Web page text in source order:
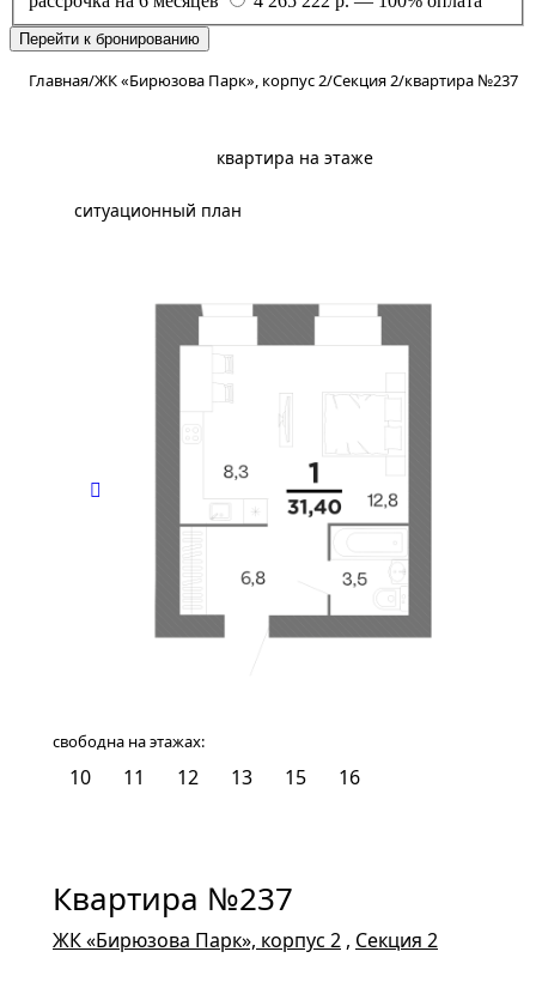
Перейти к бронированию
Главная/ЖК «Бирюзова Парк», корпус 2/Секция 2/квартира №237
квартира на этаже
ситуационный план
свободна на этажах:
10 11 12 13 15 16
Квартира №237
ЖК «Бирюзова Парк», корпус 2 , Секция 2